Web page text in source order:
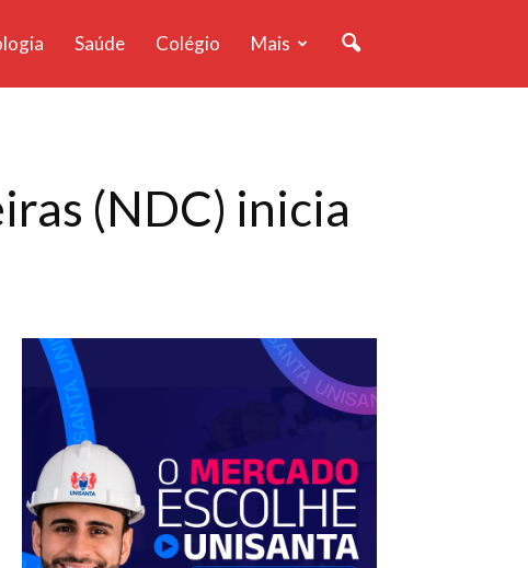
Saúde Colégio Mais
(NDC) inicia